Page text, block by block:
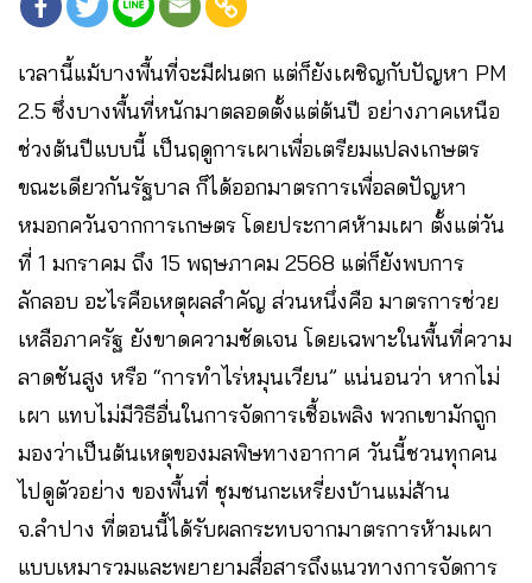
เวลานี้แม้บางพื้นที่จะมีฝนตก แต่ก็ยังเผชิญกับปัญหา PM
2.5 ซึ่งบางพื้นที่หนักมาตลอดตั้งแต่ต้นปี อย่างภาคเหนือ
ช่วงต้นปีแบบนี้ เป็นฤดูการเผาเพื่อเตรียมแปลงเกษตร
ขณะเดียวกันรัฐบาล ก็ได้ออกมาตรการเพื่อลดปัญหา
หมอกควันจากการเกษตร โดยประกาศห้ามเผา ตั้งแต่วัน
ที่ 1 มกราคม ถึง 15 พฤษภาคม 2568 แต่ก็ยังพบการ
ลักลอบ อะไรคือเหตุผลสำคัญ ส่วนหนึ่งคือ มาตรการช่วย
เหลือภาครัฐ ยังขาดความชัดเจน โดยเฉพาะในพื้นที่ความ
ลาดชันสูง หรือ “การทำไร่หมุนเวียน” แน่นอนว่า หากไม่
เผา แทบไม่มีวิธีอื่นในการจัดการเชื้อเพลิง พวกเขามักถูก
มองว่าเป็นต้นเหตุของมลพิษทางอากาศ วันนี้ชวนทุกคน
ไปดูตัวอย่าง ของพื้นที่ ชุมชนกะเหรี่ยงบ้านแม่ส้าน
จ.ลำปาง ที่ตอนนี้ได้รับผลกระทบจากมาตรการห้ามเผา
แบบเหมารวมและพยายามสื่อสารถึงแนวทางการจัดการ